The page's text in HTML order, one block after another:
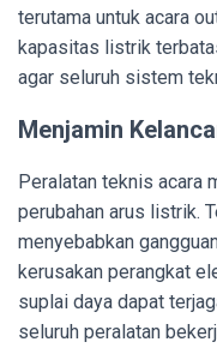
terutama untuk acara
kapasitas listrik
agar seluruh sistem
Menjamin
Peralatan teknis acara
perubahan arus listrik.
menyebabkan
kerusakan perangkat
suplai daya dapat
seluruh peralatan